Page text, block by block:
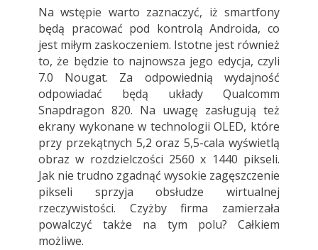
Na wstępie warto zaznaczyć, iż smartfony
będą pracować pod kontrolą Androida, co
jest miłym zaskoczeniem. Istotne jest również
to, że będzie to najnowsza jego edycja, czyli
7.0 Nougat. Za odpowiednią wydajność
odpowiadać będą układy Qualcomm
Snapdragon 820. Na uwagę zasługują też
ekrany wykonane w technologii OLED, które
przy przekątnych 5,2 oraz 5,5-cala wyświetlą
obraz w rozdzielczości 2560 x 1440 pikseli.
Jak nie trudno zgadnąć wysokie zagęszczenie
pikseli sprzyja obsłudze wirtualnej
rzeczywistości. Czyżby firma zamierzała
powalczyć także na tym polu? Całkiem
możliwe.